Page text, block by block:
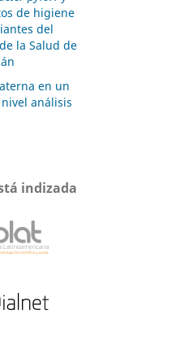
de higiene
del
la Salud de
en un
análisis
indizada